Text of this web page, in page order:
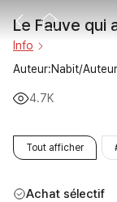
Le Fauve qui
Info
Auteur:Nabit/
4.7K
Tout afficher
Achat sélectif